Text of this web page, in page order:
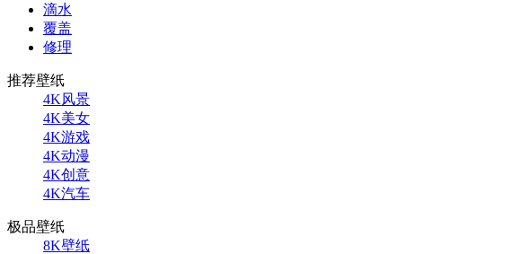
滴水
覆盖
修理
推荐壁纸
4K风景
4K美女
4K游戏
4K动漫
4K创意
4K汽车
极品壁纸
8K壁纸